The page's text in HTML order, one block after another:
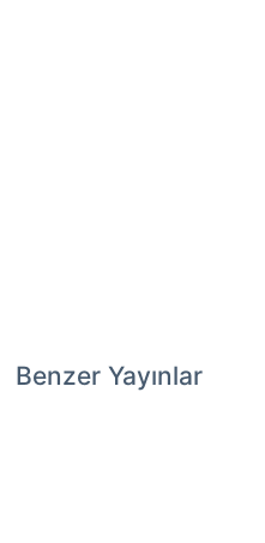
Benzer Yayınlar